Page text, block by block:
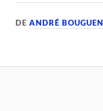
DEANDRÉ BOUGUEN